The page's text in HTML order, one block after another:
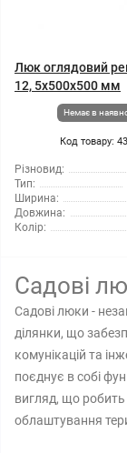
Люк оглядовий
12, 5x500x500 мм
Немає в
Код товару:
Різновид:
Тип:
Ширина:
Довжина:
Колір:
Садові
Садові люки -
ділянки, що
комунікацій та
поєднує в собі
вигляд, що
облаштування